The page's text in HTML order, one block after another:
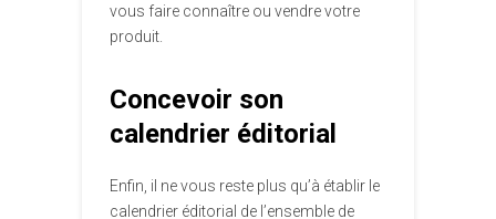
vous faire connaître ou vendre votre
produit.
Concevoir son
calendrier éditorial
Enfin, il ne vous reste plus qu’à établir le
calendrier éditorial de l’ensemble de